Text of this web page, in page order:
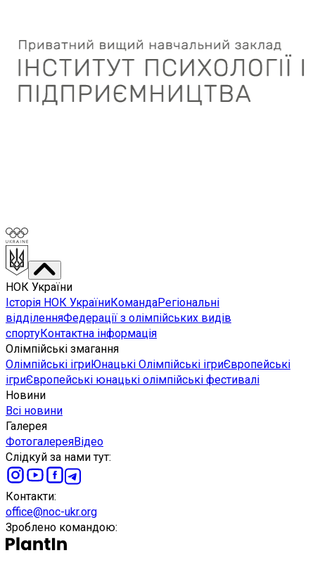
НОК України
Історія НОК УкраїниКомандаРегіональні
відділенняФедерації з олімпійських видів
спортуКонтактна інформація
Олімпійські змагання
Олімпійські ігриЮнацькі Олімпійські ігриЄвропейські
ігриЄвропейські юнацькі олімпійські фестивалі
Новини
Всі новини
Галерея
ФотогалереяВідео
Слідкуй за нами тут:
Контакти:
office@noc-ukr.org
Зроблено командою: